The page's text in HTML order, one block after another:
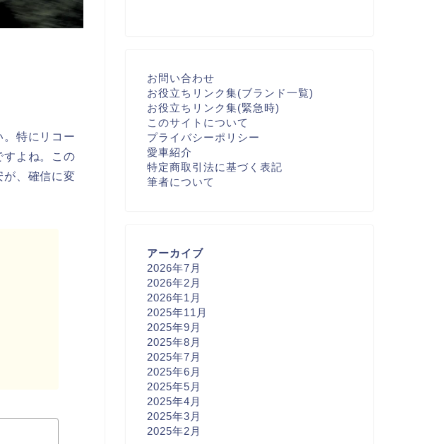
特にリコー
すよね。この
が、確信に変
お問い合わせ
お役立ちリンク集(ブランド一覧)
お役立ちリンク集(緊急時)
このサイトについて
プライバシーポリシー
愛車紹介
特定商取引法に基づく表記
筆者について
アーカイブ
2026年7月
2026年2月
2026年1月
2025年11月
2025年9月
2025年8月
2025年7月
2025年6月
2025年5月
2025年4月
2025年3月
2025年2月